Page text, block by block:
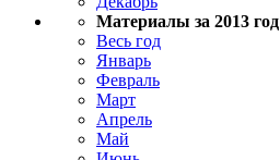
Материалы за 2013 год
Весь год
Январь
Февраль
Март
Апрель
Май